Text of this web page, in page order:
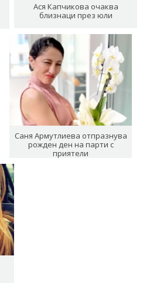
Ася Капчикова очаква
близнаци през юли
Саня Армутлиева отпразнува
рожден ден на парти с
приятели